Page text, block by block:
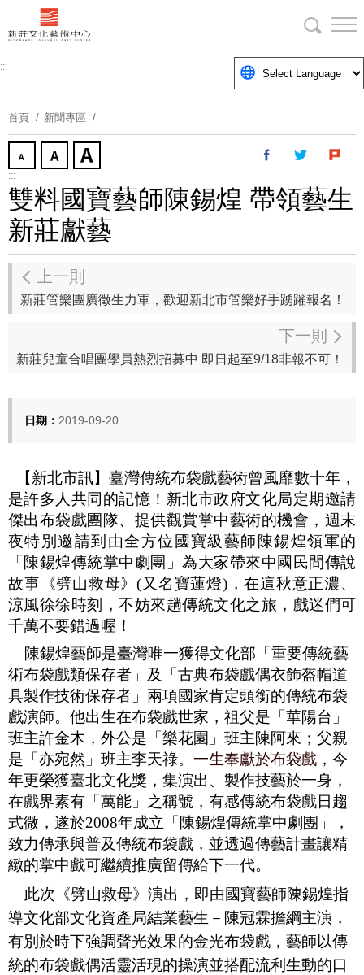
到
要
塊
:::
首頁 新聞專區
:::
雙料國寶藝師陳錫煌 帶領藝生
新莊獻藝
上一則
新莊管樂團廣徵生力軍，歡迎新北市管樂好手踴躍報名！
下一則
新莊兒童合唱團學員熱烈招募中 即日起至9/18非報不可！
日期： 2019-09-20
【新北市訊】 臺灣傳統布袋戲藝術曾風靡數十年，
是許多人共同的記憶！ 新北市政府文化局定期邀請
傑出布袋戲團隊、提供觀賞掌中藝術的機會，週末
夜特別邀請到由全方位 國寶級藝師陳錫煌領軍的
「陳錫煌傳統掌中劇團」為大家帶來中國民間傳說
故事《劈山救母》(又名寶蓮燈)，在這秋意正濃、
涼風徐徐時刻，不妨來趟傳統文化之旅，戲迷們可
千萬不要錯過喔 ！
陳錫煌藝師是臺灣唯一獲得文化部「重要傳統藝
術布袋戲類保存者」及「古典布袋戲偶衣飾盔帽道
具製作技術保存者」兩項國家肯定頭銜的傳統布袋
戲演師。他出生在布袋戲世家，祖父是「華陽台」
班主許金木，外公是「樂花園」班主陳阿來；父親
是「亦宛然」班主李天祿。 一生奉獻於布袋戲 ，今
年更榮獲臺北文化獎， 集演出、製作技藝於一身，
在戲界素有「萬能」之稱號，有感傳統布袋戲日趨
式微，遂於2008年成立「陳錫煌傳統掌中劇團」，
致力傳承與普及傳統布袋戲，並透過傳藝計畫讓精
緻的掌中戲可繼續推廣留傳給下一代。
此次《劈山救母》演出，即由國寶藝師陳錫煌指
導文化部文化資產局結業藝生－陳冠霖擔綱主演，
有別於時下強調聲光效果的金光布袋戲，藝師以傳
統的布袋戲偶活靈活現的操演並搭配流利生動的口